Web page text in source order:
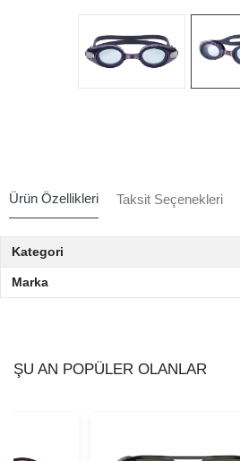
Ürün Özellikleri Taksit Seçenekleri
Kategori
Marka
ŞU AN POPÜLER OLANLAR